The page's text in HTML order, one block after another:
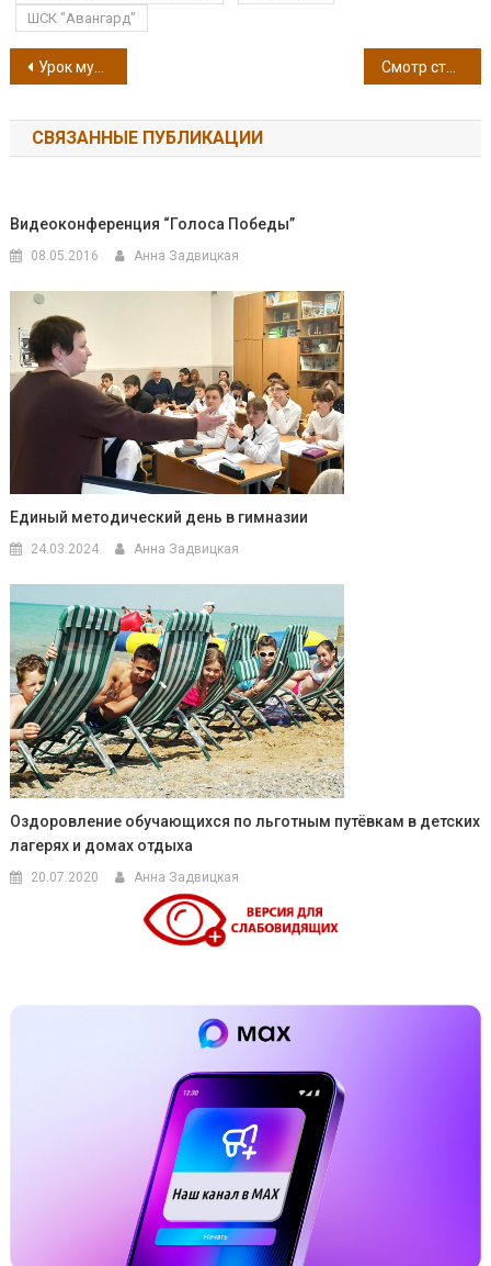
ШСК "Авангард"
Навигация по записям
Урок мужества в 10 классах Смотр строя и песни – 2026
СВЯЗАННЫЕ ПУБЛИКАЦИИ
Видеоконференция “Голоса Победы”
08.05.2016 Анна Задвицкая
Единый методический день в гимназии
24.03.2024 Анна Задвицкая
Оздоровление обучающихся по льготным путёвкам в детских
лагерях и домах отдыха
20.07.2020 Анна Задвицкая